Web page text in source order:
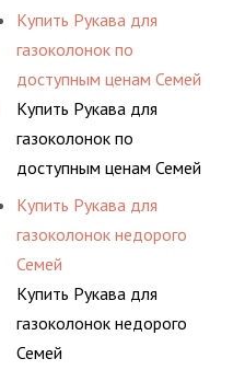
Купить Рукава для
газоколонок по
доступным ценам Семей
Купить Рукава для
газоколонок по
доступным ценам Семей
Купить Рукава для
газоколонок недорого
Семей
Купить Рукава для
газоколонок недорого
Семей